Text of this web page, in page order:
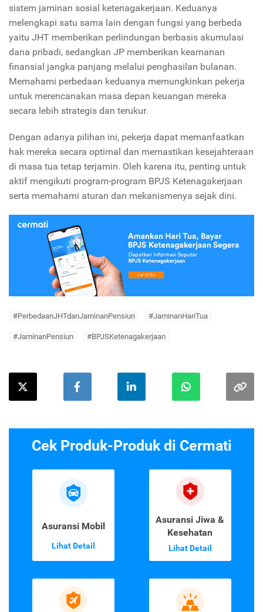
sistem jaminan sosial ketenagakerjaan. Keduanya
melengkapi satu sama lain dengan fungsi yang berbeda
yaitu JHT memberikan perlindungan berbasis akumulasi
dana pribadi, sedangkan JP memberikan keamanan
finansial jangka panjang melalui penghasilan bulanan.
Memahami perbedaan keduanya memungkinkan pekerja
untuk merencanakan masa depan keuangan mereka
secara lebih strategis dan terukur.
Dengan adanya pilihan ini, pekerja dapat memanfaatkan
hak mereka secara optimal dan memastikan kesejahteraan
di masa tua tetap terjamin. Oleh karena itu, penting untuk
aktif mengikuti program-program BPJS Ketenagakerjaan
serta memahami aturan dan mekanismenya sejak dini.
#PerbedaanJHTdanJaminanPensiun #JaminanHariTua
#JaminanPensiun #BPJSKetenagakerjaan
Cek Produk-Produk di Cermati
Asuransi Mobil
Lihat Detail
Asuransi Jiwa &
Kesehatan
Lihat Detail